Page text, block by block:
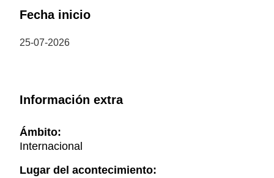
Fecha inicio
25-07-2026
Información extra
Ámbito:
Internacional
Lugar del acontecimiento: